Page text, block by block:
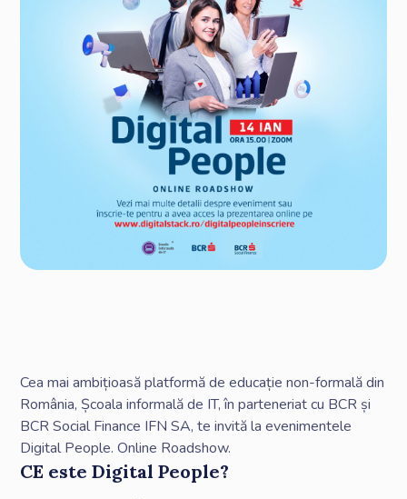
Cea mai ambițioasă platformă de educație non-formală din
România, Școala informală de IT, în parteneriat cu BCR și
BCR Social Finance IFN SA, te invită la evenimentele
Digital People. Online Roadshow.
CE este Digital People?